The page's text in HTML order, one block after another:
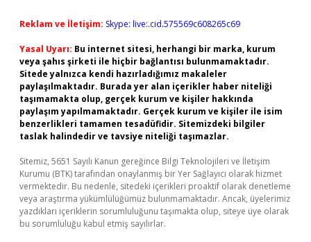
Reklam ve İletişim: Skype: live:.cid.575569c608265c69
Yasal Uyarı: Bu internet sitesi, herhangi bir marka, kurum
veya şahıs şirketi ile hiçbir bağlantısı bulunmamaktadır.
Sitede yalnızca kendi hazırladığımız makaleler
paylaşılmaktadır. Burada yer alan içerikler haber niteliği
taşımamakta olup, gerçek kurum ve kişiler hakkında
paylaşım yapılmamaktadır. Gerçek kurum ve kişiler ile isim
benzerlikleri tamamen tesadüfidir. Sitemizdeki bilgiler
taslak halindedir ve tavsiye niteliği taşımazlar.
Sitemiz, 5651 Sayılı Kanun gereğince Bilgi Teknolojileri ve İletişim
Kurumu (BTK) tarafından onaylanmış bir Yer Sağlayıcı olarak hizmet
vermektedir. Bu nedenle, sitedeki içerikleri proaktif olarak denetleme
veya araştırma yükümlülüğümüz bulunmamaktadır. Ancak, üyelerimiz
yazdıkları içeriklerin sorumluluğunu taşımakta olup, siteye üye olarak
bu sorumluluğu kabul etmiş sayılırlar.